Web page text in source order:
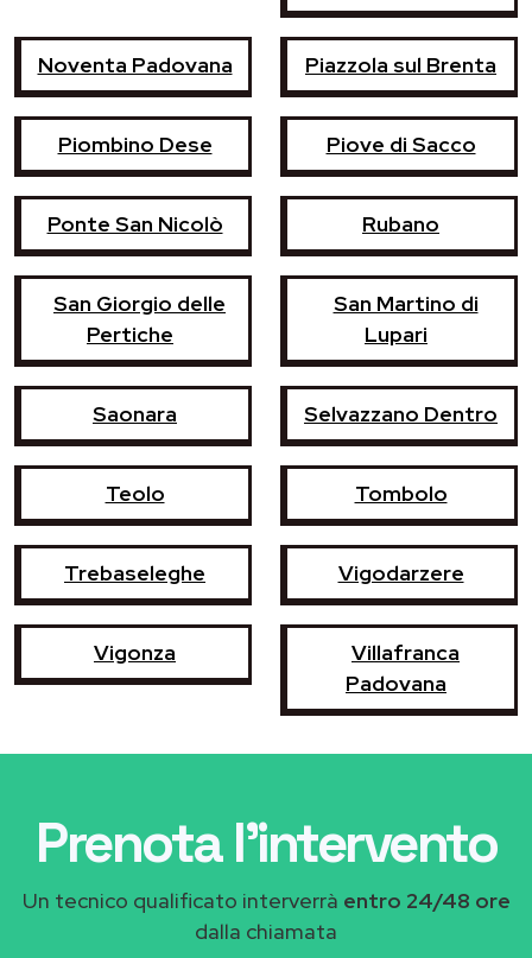
Noventa Padovana Piazzola sul Brenta
Piombino Dese Piove di Sacco
Ponte San Nicolò Rubano
San Giorgio delle
Pertiche
San Martino di
Lupari
Saonara Selvazzano Dentro
Teolo Tombolo
Trebaseleghe Vigodarzere
Vigonza
Villafranca
Padovana
Prenota l'intervento
Un tecnico qualificato interverrà entro 24/48 ore
dalla chiamata